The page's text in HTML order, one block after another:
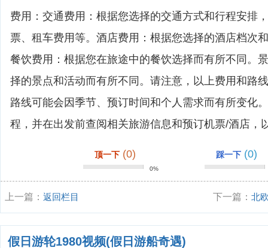
费用：交通费用：根据您选择的交通方式和行程安排
票、租车费用等。酒店费用：根据您选择的酒店档次
餐饮费用：根据您在旅途中的餐饮选择而有所不同。
择的景点和活动而有所不同。请注意，以上费用和路
路线可能会因季节、预订时间和个人需求而有所变化
程，并在出发前查阅相关旅游信息和预订机票/酒店，
顶一下 (0)
0%
踩一下 (0)
上一篇： 返回栏目 下一篇：北
假日游轮1980视频(假日游船奇遇)